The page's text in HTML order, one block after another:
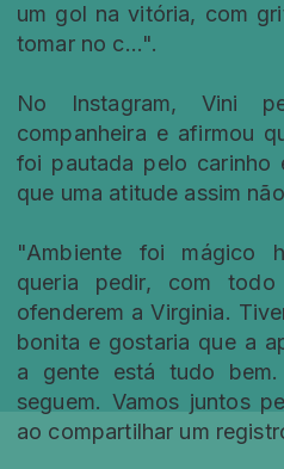
um gol na vitória, com
tomar no c...".
No Instagram, Vini
companheira e afirmou
foi pautada pelo carinho
que uma atitude assim
"Ambiente foi mágico
queria pedir, com
ofenderem a Virginia.
bonita e gostaria que a
a gente está tudo
seguem. Vamos juntos
ao compartilhar um